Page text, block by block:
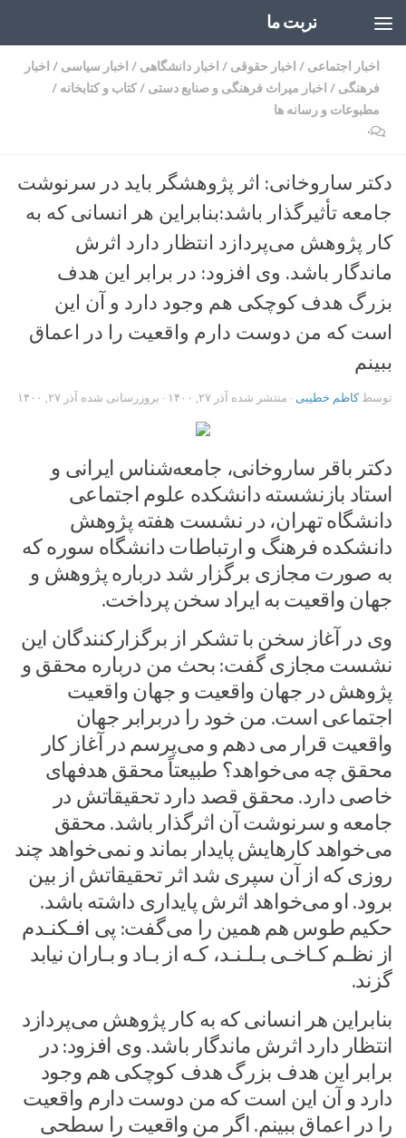
تربت ما
اخبار اجتماعی / اخبار حقوقی / اخبار دانشگاهی / اخبار سیاسی / اخبار
فرهنگی / اخبار میراث فرهنگی و صنایع دستی /کتاب و کتابخانه /
مطبوعات و رسانه ها
۰
دکتر ساروخانی: اثر پژوهشگر باید در سرنوشت
جامعه تأثیرگذار باشد:بنابراین هر انسانی که به
کار پژوهش می‌پردازد انتظار دارد اثرش
ماندگار باشد.‌ وی افزود: در برابر این هدف
بزرگ هدف کوچکی هم وجود دارد و آن این
است که من دوست دارم واقعیت را در اعماق
ببینم
توسطکاظم خطیبی · منتشر شده آذر ۲۷, ۱۴۰۰ · بروزرسانی شده آذر ۲۷, ۱۴۰۰
دکتر باقر ساروخانی، جامعه‌شناس ایرانی و
استاد بازنشسته دانشکده علوم اجتماعی
دانشگاه تهران، در نشست هفته پژوهش
دانشکده فرهنگ و ارتباطات دانشگاه سوره که
به صورت مجازی برگزار شد درباره پژوهش و
جهان واقعیت به ایراد سخن پرداخت.
وی در آغاز سخن با تشکر از برگزار‌کنندگان این
نشست مجازی گفت: بحث من درباره محقق و
پژوهش در جهان واقعیت و جهان واقعیت
اجتماعی است. من خود را دربرابر جهان
واقعیت قرار می دهم و می‌پرسم در آغاز کار
محقق چه می‌خواهد؟ طبیعتاً محقق هدفهای
خاصی دارد. محقق قصد دارد تحقیقاتش در
جامعه و سرنوشت آن اثر‌گذار باشد. ‌محقق
می‌خواهد کارهایش پایدار بماند و نمی‌خواهد چند
روزی که از آن سپری شد اثر تحقیقاتش از بین
برود. او می‌خواهد اثرش پایداری داشته باشد.
حکیم طوس هم همین را می‌گفت: پی افـکنـدم
‌از‌ نظـم کـاخـی بـلـنـد، کـه ‌از‌ بـاد‌ و‌ بـاران‌ نیابد‌
گزند.
بنابراین هر انسانی که به کار پژوهش می‌پردازد
انتظار دارد اثرش ماندگار باشد.‌ وی افزود: در
برابر این هدف بزرگ هدف کوچکی هم وجود
دارد و آن این است که من دوست دارم واقعیت
را در اعماق ببینم. اگر من واقعیت را سطحی